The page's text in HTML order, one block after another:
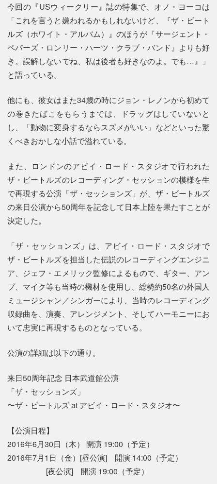
今回の『USウィークリー』誌の特集で、オノ・ヨーコは
「これを言うと嫌われるかもしれないけど、『ザ・ビート
ルズ（ホワイト・アルバム）』のほうが『サージェント・
ペパーズ・ロンリー・ハーツ・クラブ・バンド』よりも好
き。誤解しないでね、私は後者も好きなのよ。でも…』」
と語っている。
他にも、彼女はまた34歳の時にジョン・レノンから初めて
の巻きたばこをもらうまでは、ドラッグはしていないと
し、「動物に変身するならスズメがいい」などといった驚
くべきおかしな小話で溢れている。
また、ロンドンのアビイ・ロード・スタジオで行われた
ザ・ビートルズのレコーディング・セッションの模様を生
で再現する公演「ザ・セッションズ」が、ザ・ビートルズ
の来日公演から50周年を記念して日本上陸を果たすことが
決定した。
「ザ・セッションズ」は、アビイ・ロード・スタジオで
ザ・ビートルズを担当した伝説のレコーディングエンジニ
ア、ジェフ・エメリック監修によるもので、ギター、アン
プ、マイク等も当時の機材を使用し、総勢約50名の外国人
ミュージシャン／シンガーにより、当時のレコーディング
収録曲を、演奏、アレンジメント、そしてハーモニーにお
いて忠実に再現するものとなっている。
公演の詳細は以下の通り。
来日50周年記念 日本武道館公演
「ザ・セッションズ」
〜ザ・ビートルズ at アビイ・ロード・スタジオ〜
【公演日程】
2016年6月30日（木） 開演 19:00（予定）
2016年7月1日（金）[昼公演] 開演 14:00（予定）
[夜公演] 開演 19:00（予定）